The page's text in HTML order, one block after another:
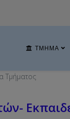
ΤΜΉΜΑ
Τμήματος